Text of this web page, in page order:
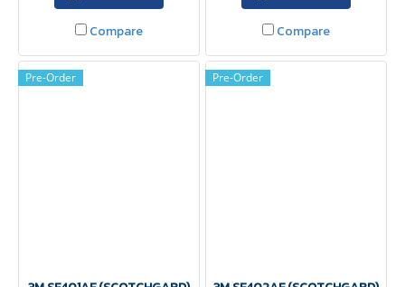
Compare
Compare
Pre-Order Pre-Order